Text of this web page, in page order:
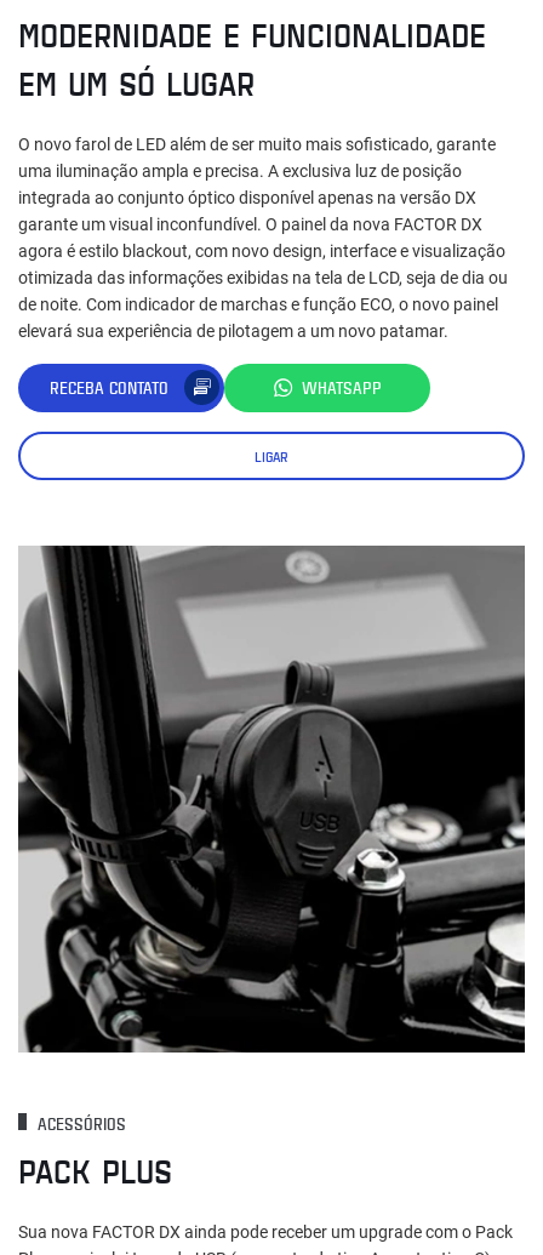
MODERNIDADE E FUNCIONALIDADE
EM UM SÓ LUGAR
O novo farol de LED além de ser muito mais sofisticado, garante
uma iluminação ampla e precisa. A exclusiva luz de posição
integrada ao conjunto óptico disponível apenas na versão DX
garante um visual inconfundível. O painel da nova FACTOR DX
agora é estilo blackout, com novo design, interface e visualização
otimizada das informações exibidas na tela de LCD, seja de dia ou
de noite. Com indicador de marchas e função ECO, o novo painel
elevará sua experiência de pilotagem a um novo patamar.
RECEBA CONTATO WHATSAPP
LIGAR
ACESSÓRIOS
PACK PLUS
Sua nova FACTOR DX ainda pode receber um upgrade com o Pack